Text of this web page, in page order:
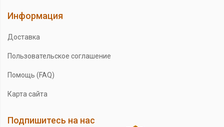
Информация
Доставка
Пользовательское соглашение
Помощь (FAQ)
Карта сайта
Подпишитесь на нас